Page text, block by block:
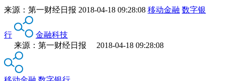
来源： 第一财经日报 2018-04-18 09:28:08 移动金融 数字银
行
金融科技
来源：第一财经日报 2018-04-18 09:28:08